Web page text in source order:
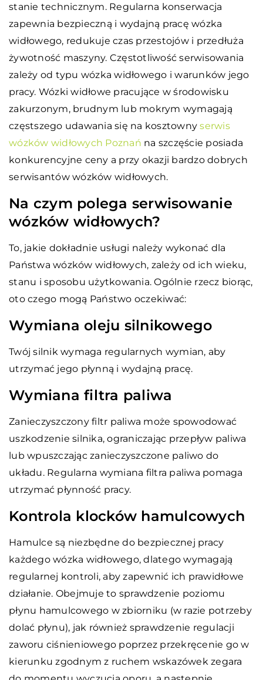
stanie technicznym. Regularna konserwacja
zapewnia bezpieczną i wydajną pracę wózka
widłowego, redukuje czas przestojów i przedłuża
żywotność maszyny. Częstotliwość serwisowania
zależy od typu wózka widłowego i warunków jego
pracy. Wózki widłowe pracujące w środowisku
zakurzonym, brudnym lub mokrym wymagają
częstszego udawania się na kosztownyserwis
wózków widłowych Poznań na szczęście posiada
konkurencyjne ceny a przy okazji bardzo dobrych
serwisantów wózków widłowych.
Na czym polega serwisowanie
wózków widłowych?
To, jakie dokładnie usługi należy wykonać dla
Państwa wózków widłowych, zależy od ich wieku,
stanu i sposobu użytkowania. Ogólnie rzecz biorąc,
oto czego mogą Państwo oczekiwać:
Wymiana oleju silnikowego
Twój silnik wymaga regularnych wymian, aby
utrzymać jego płynną i wydajną pracę.
Wymiana filtra paliwa
Zanieczyszczony filtr paliwa może spowodować
uszkodzenie silnika, ograniczając przepływ paliwa
lub wpuszczając zanieczyszczone paliwo do
układu. Regularna wymiana filtra paliwa pomaga
utrzymać płynność pracy.
Kontrola klocków hamulcowych
Hamulce są niezbędne do bezpiecznej pracy
każdego wózka widłowego, dlatego wymagają
regularnej kontroli, aby zapewnić ich prawidłowe
działanie. Obejmuje to sprawdzenie poziomu
płynu hamulcowego w zbiorniku (w razie potrzeby
dolać płynu), jak również sprawdzenie regulacji
zaworu ciśnieniowego poprzez przekręcenie go w
kierunku zgodnym z ruchem wskazówek zegara